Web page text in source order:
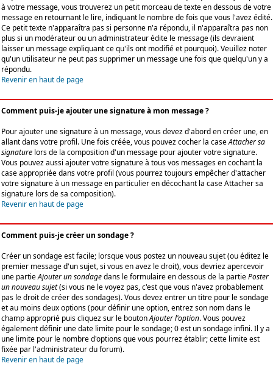
à votre message, vous trouverez un petit morceau de texte en dessous de votre
message en retournant le lire, indiquant le nombre de fois que vous l'avez édité.
Ce petit texte n'apparaîtra pas si personne n'a répondu, il n'apparaîtra pas non
plus si un modérateur ou un administrateur édite le message (ils devraient
laisser un message expliquant ce qu'ils ont modifié et pourquoi). Veuillez noter
qu'un utilisateur ne peut pas supprimer un message une fois que quelqu'un y a
répondu.
Revenir en haut de page
Comment puis-je ajouter une signature à mon message ?
Pour ajouter une signature à un message, vous devez d'abord en créer une, en
allant dans votre profil. Une fois créée, vous pouvez cocher la caseAttacher sa
signature lors de la composition d'un message pour ajouter votre signature.
Vous pouvez aussi ajouter votre signature à tous vos messages en cochant la
case appropriée dans votre profil (vous pourrez toujours empêcher d'attacher
votre signature à un message en particulier en décochant la case Attacher sa
signature lors de sa composition).
Revenir en haut de page
Comment puis-je créer un sondage ?
Créer un sondage est facile; lorsque vous postez un nouveau sujet (ou éditez le
premier message d'un sujet, si vous en avez le droit), vous devriez apercevoir
une partieAjouter un sondagedans le formulaire en dessous de la partiePoster
un nouveau sujet(si vous ne le voyez pas, c'est que vous n'avez probablement
pas le droit de créer des sondages). Vous devez entrer un titre pour le sondage
et au moins deux options (pour définir une option, entrez son nom dans le
champ approprié puis cliquez sur le boutonAjouter l'option. Vous pouvez
également définir une date limite pour le sondage; 0 est un sondage infini. Il y a
une limite pour le nombre d'options que vous pourrez établir; cette limite est
fixée par l'administrateur du forum).
Revenir en haut de page